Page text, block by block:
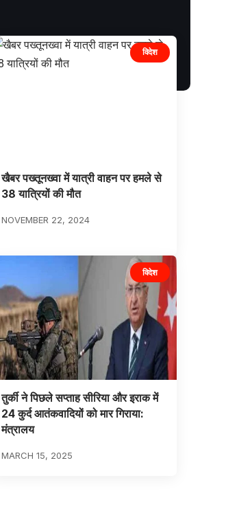
विदेश
खैबर पख्तूनख्वा में यात्री वाहन पर हमले से
38 यात्रियों की मौत
NOVEMBER 22, 2024
विदेश
तुर्की ने पिछले सप्ताह सीरिया और इराक में
24 कुर्द आतंकवादियों को मार गिराया:
मंत्रालय
MARCH 15, 2025